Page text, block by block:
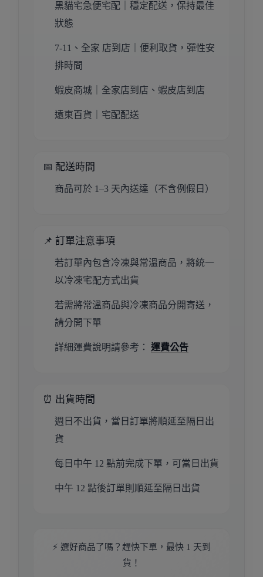
黑貓宅急便宅配｜穩定配送，保持最佳
狀態
7-11、全家 店到店｜便利取貨，彈性安
排時間
蝦皮商城｜全家店到店、蝦皮店到店
遠東百貨｜宅配配送
📅 配送時間
商品可於 1–3 天內送達（不含例假日）
📌 訂單注意事項
若訂單內包含冷凍與常溫商品，將統一
以冷凍宅配方式出貨
若需將常溫商品與冷凍商品分開寄送，
請分開下單
詳細運費說明請參考： 運費公告
⏰ 出貨時間
週日不出貨，當日訂單將順延至隔日出
貨
每日中午 12 點前完成下單，可當日出貨
中午 12 點後訂單則順延至隔日出貨
⚡ 選好商品了嗎？趕快下單，最快 1 天到
貨！